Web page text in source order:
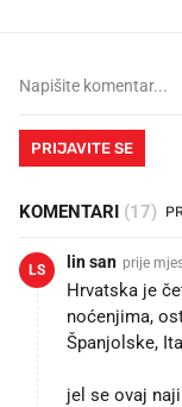
PRIJAVITE SE
KOMENTARI (17)
LS lin san prije
Hrvatska je
noćenjima,
Španjolske,
jel se ovaj